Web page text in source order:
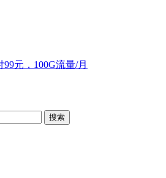
元，100G流量/月